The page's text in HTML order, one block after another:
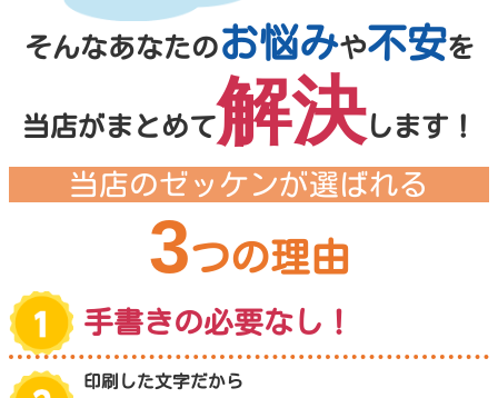
そんなあなたのお悩みや不安を
当店がまとめて解決 します！
当店のゼッケンが選ばれる
3つの理由
手書きの必要なし！
印刷した文字だから